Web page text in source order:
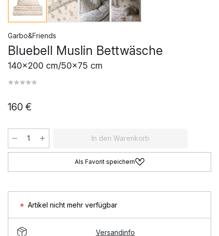
Garbo&Friends
Bluebell Muslin Bettwäsche
140x200 cm/50x75 cm
160 €
In den Warenkorb
Als Favorit speichern
Artikel nicht mehr verfügbar
Versandinfo